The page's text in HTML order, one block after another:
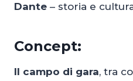
Dante – storia e
Concept:
Il campo di gara, tra